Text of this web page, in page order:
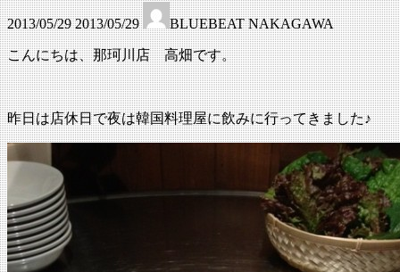
2013/05/29
最
終
更
新
日
時
:
2013/05/29 BLUEBEAT NAKAGAWA
こんにちは、那珂川店 高畑です。
昨日は店休日で夜は韓国料理屋に飲みに行ってきました♪